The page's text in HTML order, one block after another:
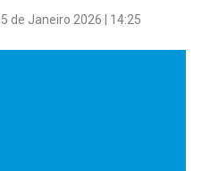
de Janeiro 2026 | 14:25